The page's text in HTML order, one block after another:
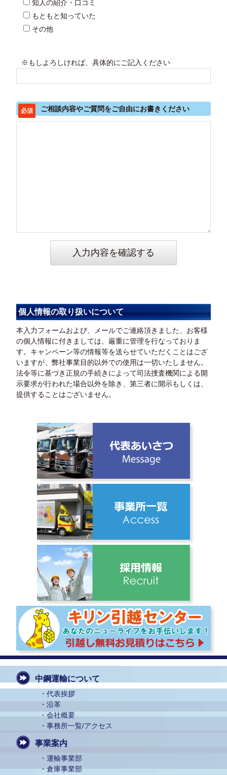
知人の紹介・口コミ
もともと知っていた
その他
※もしよろしければ、具体的にご記入ください
必須 ご相談内容やご質問をご自由にお書きください
個人情報の取り扱いについて
本入力フォームおよび、メールでご連絡頂きました、お客様
の個人情報に付きましては、厳重に管理を行なっておりま
す。キャンペーン等の情報等を送らせていただくことはござ
いますが、弊社事業目的以外での使用は一切いたしません。
法令等に基づき正規の手続きによって司法捜査機関による開
示要求が行われた場合以外を除き、第三者に開示もしくは、
提供することはございません。
中鋼運輸について
代表挨拶
沿革
会社概要
事務所一覧/アクセス
事業案内
運輸事業部
倉庫事業部